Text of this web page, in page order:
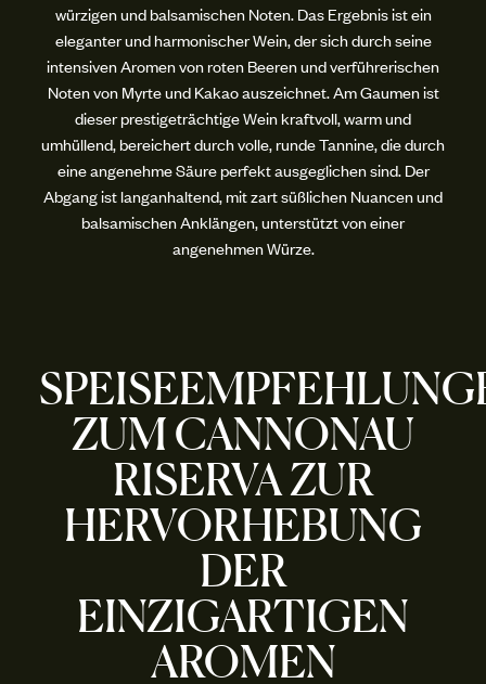
würzigen und balsamischen Noten. Das Ergebnis ist ein
eleganter und harmonischer Wein, der sich durch seine
intensiven Aromen von roten Beeren und verführerischen
Noten von Myrte und Kakao auszeichnet. Am Gaumen ist
dieser prestigeträchtige Wein kraftvoll, warm und
umhüllend, bereichert durch volle, runde Tannine, die durch
eine angenehme Säure perfekt ausgeglichen sind. Der
Abgang ist langanhaltend, mit zart süßlichen Nuancen und
balsamischen Anklängen, unterstützt von einer
angenehmen Würze.
ZUM CANNONAU
RISERVA ZUR
HERVORHEBUNG
DER
EINZIGARTIGEN
AROMEN